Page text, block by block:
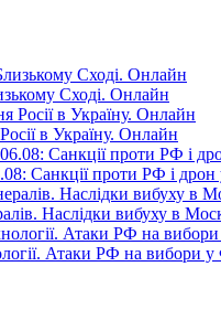
Сході. Онлайн
в Україну. Онлайн
Санкції проти РФ і
Наслідки вибуху в
Атаки РФ на вибори у